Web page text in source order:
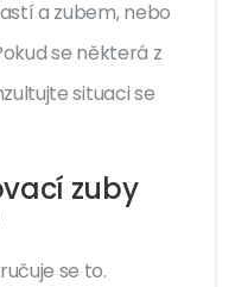
a zubem, nebo
se některá z
situaci se
zuby
se to.